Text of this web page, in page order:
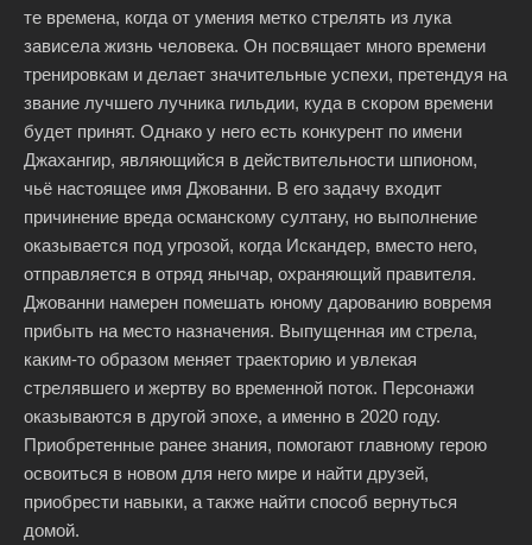
те времена, когда от умения метко стрелять из лука
зависела жизнь человека. Он посвящает много времени
тренировкам и делает значительные успехи, претендуя на
звание лучшего лучника гильдии, куда в скором времени
будет принят. Однако у него есть конкурент по имени
Джахангир, являющийся в действительности шпионом,
чьё настоящее имя Джованни. В его задачу входит
причинение вреда османскому султану, но выполнение
оказывается под угрозой, когда Искандер, вместо него,
отправляется в отряд янычар, охраняющий правителя.
Джованни намерен помешать юному дарованию вовремя
прибыть на место назначения. Выпущенная им стрела,
каким-то образом меняет траекторию и увлекая
стрелявшего и жертву во временной поток. Персонажи
оказываются в другой эпохе, а именно в 2020 году.
Приобретенные ранее знания, помогают главному герою
освоиться в новом для него мире и найти друзей,
приобрести навыки, а также найти способ вернуться
домой.